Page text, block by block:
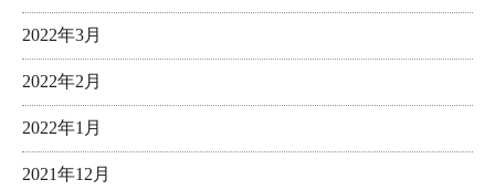
2022年3月
2022年2月
2022年1月
2021年12月